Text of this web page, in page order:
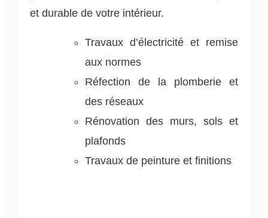
et durable de votre intérieur.
Travaux d’électricité et remise
aux normes
Réfection de la plomberie et
des réseaux
Rénovation des murs, sols et
plafonds
Travaux de peinture et finitions